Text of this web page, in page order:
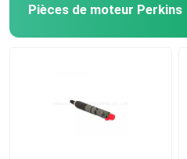
Pièces de moteur Perkins